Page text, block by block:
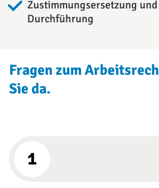
Zustimmungsersetzung
Durchführung
Fragen zum
Sie da.
1